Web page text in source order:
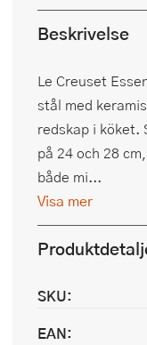
Beskrivelse
Le Creuset
stål med
redskap i köket.
på 24 och 28
både mi...
Visa mer
SKU:
EAN: